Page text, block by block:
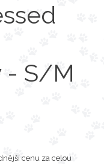
- S/M
cenu za celou